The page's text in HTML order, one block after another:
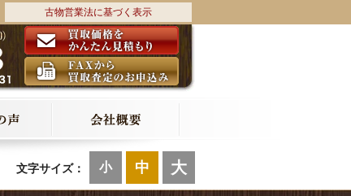
古物営業法に基づく表示
文字サイズ： 小 中 大